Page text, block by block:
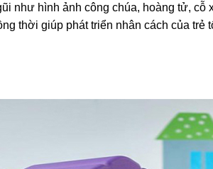
như hình ảnh công chúa, hoàng tử,
thời giúp phát triển nhân cách của trẻ